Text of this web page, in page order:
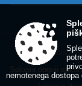
Splošni pogoji
nemotenega